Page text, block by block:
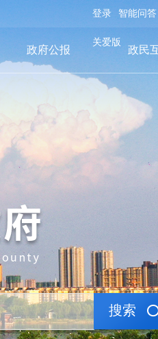
登录 智能问答
关爱版
政府公报 政民
搜索